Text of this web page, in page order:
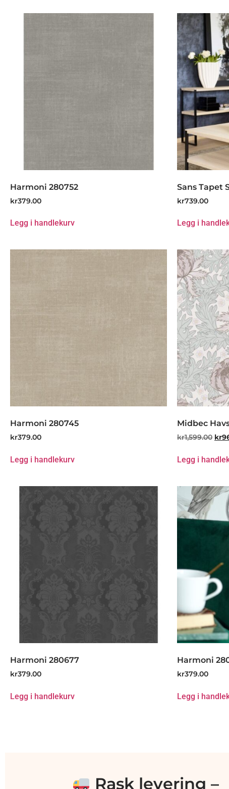
Harmoni 280752
kr379.00
Legg i handlekurv
Sans Tapet
kr739.00
Legg i
Harmoni 280745
kr379.00
Legg i handlekurv
Midbec
kr1,599.00 kr
Legg i
Harmoni 280677
kr379.00
Legg i handlekurv
Harmoni
kr379.00
Legg i
Rask levering –